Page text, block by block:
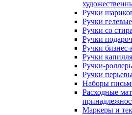
Ручки
Ручки гелевые
Ручки со
Ручки
Ручки бизнес-
Ручки
Ручки-
Ручки
Наборы
Расходные
Маркеры и